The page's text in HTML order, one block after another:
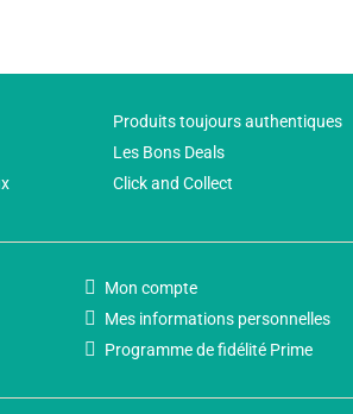
Produits toujours authentiques
Les Bons Deals
Click and Collect
Mon compte
Mes informations personnelles
Programme de fidélité Prime